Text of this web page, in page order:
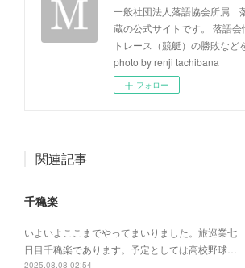
一般社団法人落語協会所属
蔵の公式サイトです。 落語
トレース（競艇）の勝敗など
photo by renji tachibana
フォロー
関連記事
千穐楽
いよいよここまでやってまいりました。旅巡業七
日目千穐楽であります。予定としては高校野球…
2025.08.08 02:54